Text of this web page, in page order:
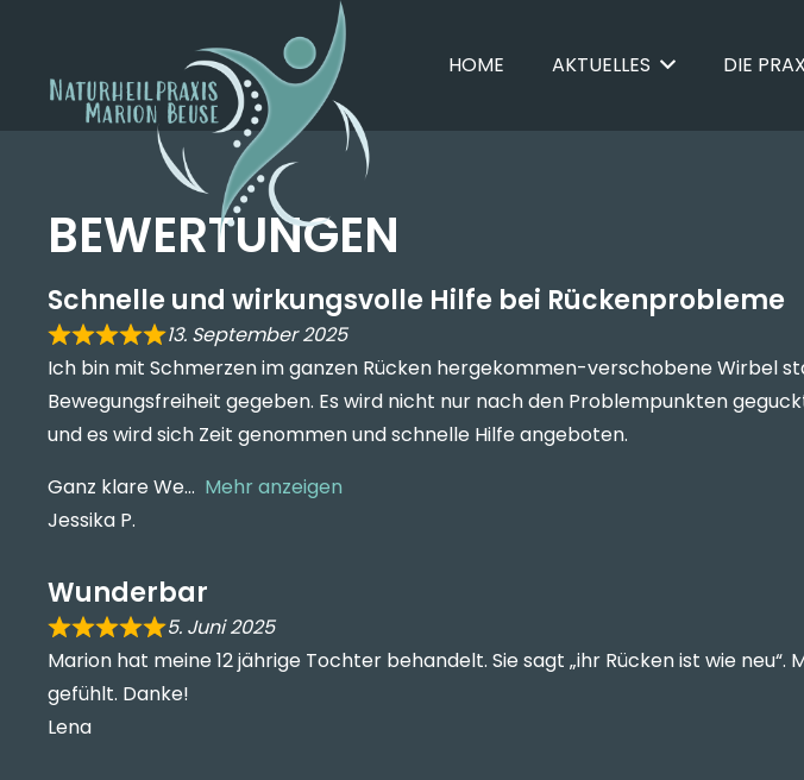
HOME AKTUELLES DIE
BEWERTUNGEN
Schnelle und wirkungsvolle Hilfe bei Rückenprobleme
13. September 2025
Ich bin mit Schmerzen im ganzen Rücken hergekommen-verschobene Wirbel
Bewegungsfreiheit gegeben. Es wird nicht nur nach den Problempunkten
und es wird sich Zeit genommen und schnelle Hilfe angeboten.
Ganz klare We
Mehr anzeigen
Jessika P.
Wunderbar
5. Juni 2025
Marion hat meine 12 jährige Tochter behandelt. Sie sagt „ihr Rücken ist wie
gefühlt. Danke!
Lena